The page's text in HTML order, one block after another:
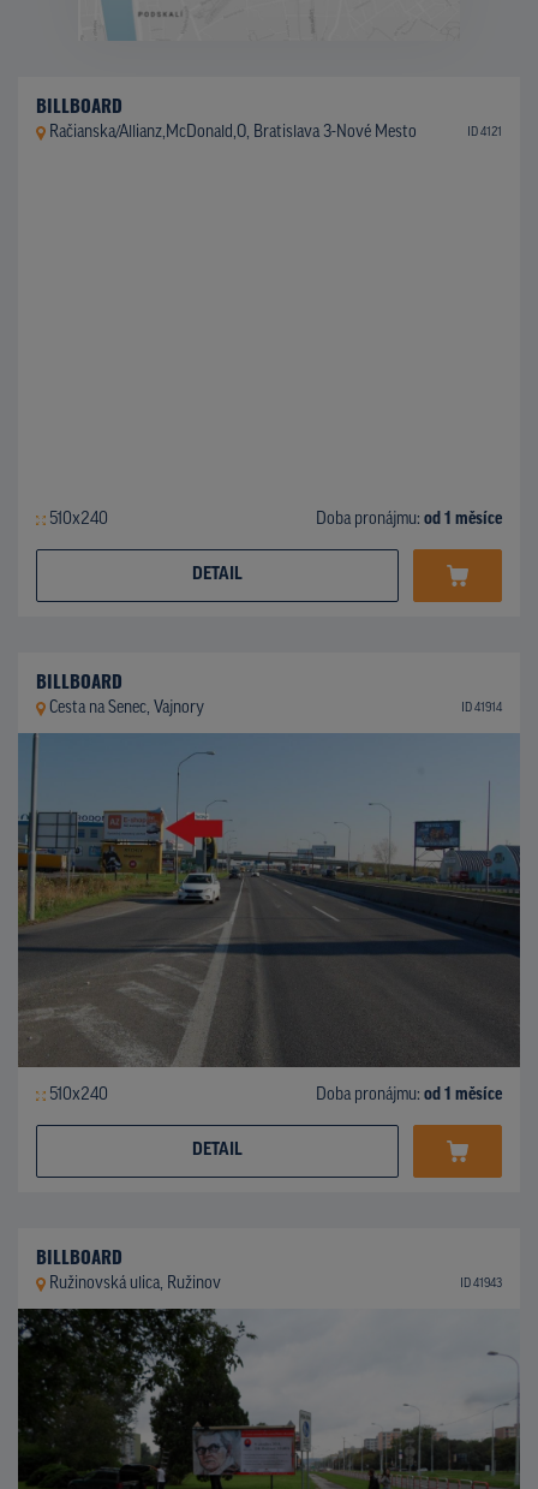
BILLBOARD
Račianska/Allianz,McDonald,O, Bratislava 3-Nové Mesto ID 4121
510x240 Doba pronájmu: od 1 měsíce
DETAIL
BILLBOARD
Cesta na Senec, Vajnory ID 41914
510x240 Doba pronájmu: od 1 měsíce
DETAIL
BILLBOARD
Ružinovská ulica, Ružinov ID 41943